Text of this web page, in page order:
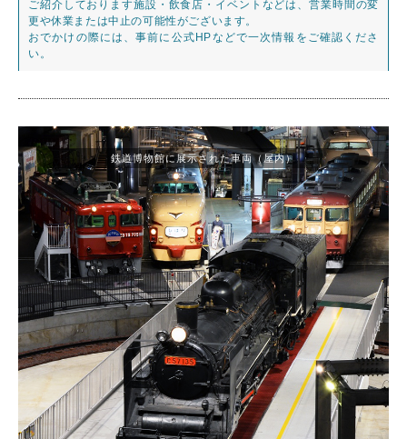
ご紹介しております施設・飲食店・イベントなどは、営業時間の変
更や休業または中止の可能性がございます。
おでかけの際には、事前に公式HPなどで一次情報をご確認くださ
い。
鉄道博物館に展示された車両（屋内）